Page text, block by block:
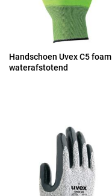
Handschoen Uvex C5 foam
waterafstotend